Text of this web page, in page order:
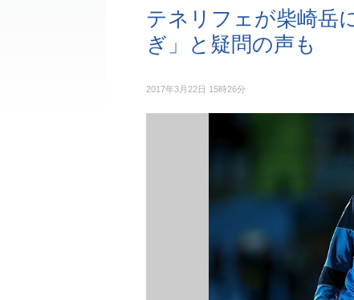
テネリフェが柴崎岳
ぎ」と疑問の声も
2017年3月22日 15時26分